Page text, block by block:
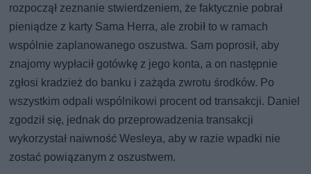
rozpoczął zeznanie stwierdzeniem, że faktycznie pobrał
pieniądze z karty Sama Herra, ale zrobił to w ramach
wspólnie zaplanowanego oszustwa. Sam poprosił, aby
znajomy wypłacił gotówkę z jego konta, a on następnie
zgłosi kradzież do banku i zażąda zwrotu środków. Po
wszystkim odpali wspólnikowi procent od transakcji. Daniel
zgodził się, jednak do przeprowadzenia transakcji
wykorzystał naiwność Wesleya, aby w razie wpadki nie
zostać powiązanym z oszustwem.